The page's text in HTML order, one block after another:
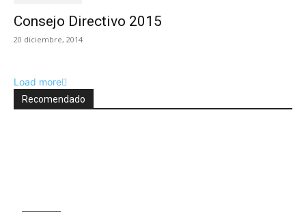
Consejo Directivo 2015
20 diciembre, 2014
Load more
Recomendado